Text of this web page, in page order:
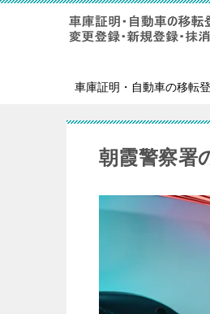
車庫証明・自動車の移転
朝霞警察署